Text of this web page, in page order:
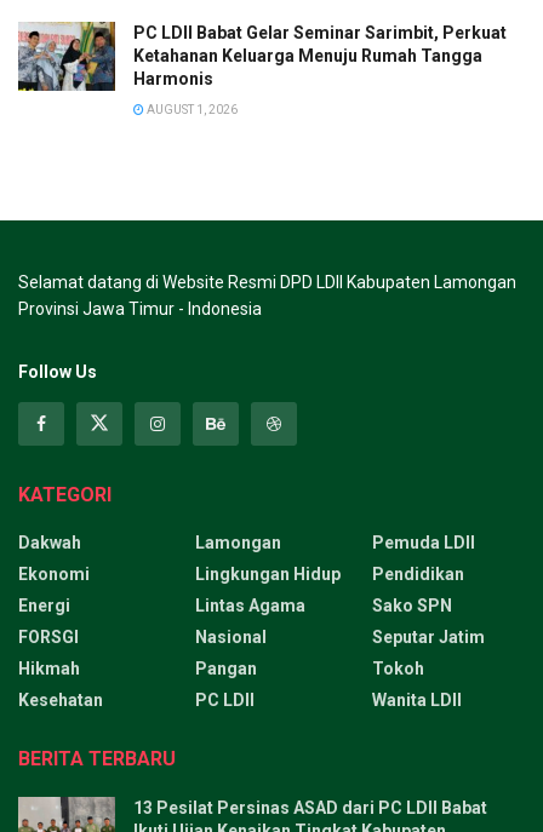
PC LDII Babat Gelar Seminar Sarimbit, Perkuat
Ketahanan Keluarga Menuju Rumah Tangga
Harmonis
AUGUST 1, 2026
Selamat datang di Website Resmi DPD LDII Kabupaten Lamongan
Provinsi Jawa Timur - Indonesia
Follow Us
KATEGORI
Dakwah
Ekonomi
Energi
FORSGI
Hikmah
Kesehatan
Lamongan
Lingkungan Hidup
Lintas Agama
Nasional
Pangan
PC LDII
Pemuda LDII
Pendidikan
Sako SPN
Seputar Jatim
Tokoh
Wanita LDII
BERITA TERBARU
13 Pesilat Persinas ASAD dari PC LDII Babat